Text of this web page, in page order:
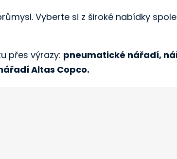
Vyberte si z široké nabídky
přes výrazy: pneumatické nářadí,
Altas Copco.